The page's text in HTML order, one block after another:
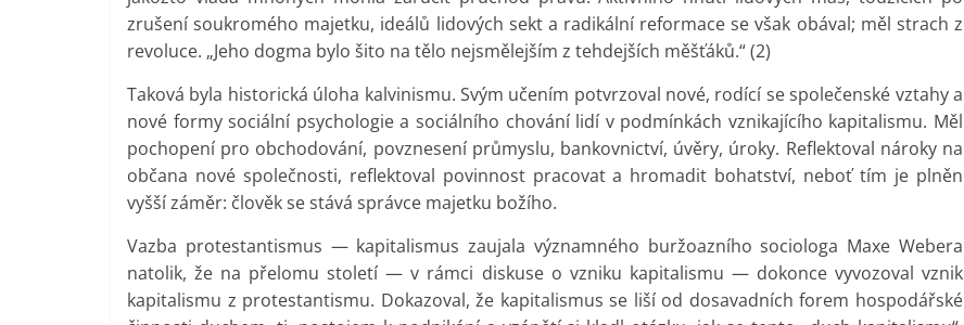
zrušení soukromého majetku, ideálů lidových sekt a radikální reformace se však obával; měl strach z
revoluce. „Jeho dogma bylo šito na tělo nejsmělejším z tehdejších měšťáků.“ (2)
Taková byla historická úloha kalvinismu. Svým učením potvrzoval nové, rodící se společenské vztahy a
nové formy sociální psychologie a sociálního chování lidí v podmínkách vznikajícího kapitalismu. Měl
pochopení pro obchodování, povznesení průmyslu, bankovnictví, úvěry, úroky. Reflektoval nároky na
občana nové společnosti, reflektoval povinnost pracovat a hromadit bohatství, neboť tím je plněn
vyšší záměr: člověk se stává správce majetku božího.
Vazba protestantismus — kapitalismus zaujala významného buržoazního sociologa Maxe Webera
natolik, že na přelomu století — v rámci diskuse o vzniku kapitalismu — dokonce vyvozoval vznik
kapitalismu z protestantismu. Dokazoval, že kapitalismus se liší od dosavadních forem hospodářské